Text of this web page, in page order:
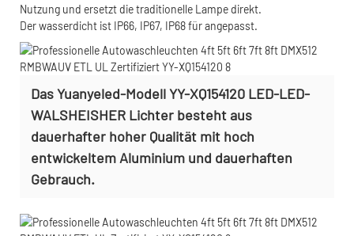
Nutzung und ersetzt die traditionelle Lampe direkt.
Der wasserdicht ist IP66, IP67, IP68 für angepasst.
Das Yuanyeled-Modell YY-XQ154120 LED-LED-
WALSHEISHER Lichter besteht aus
dauerhafter hoher Qualität mit hoch
entwickeltem Aluminium und dauerhaften
Gebrauch.